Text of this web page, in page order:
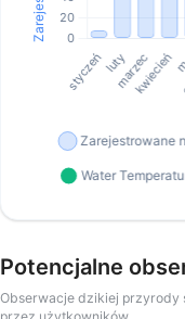
Potencjalne
Obserwacje dzikiej przyrody